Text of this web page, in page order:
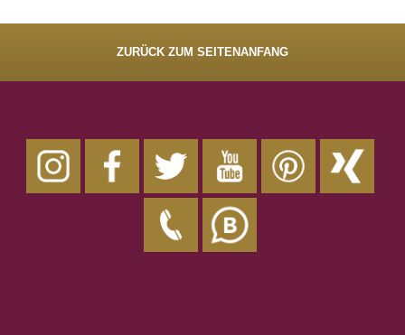
ZURÜCK ZUM SEITENANFANG